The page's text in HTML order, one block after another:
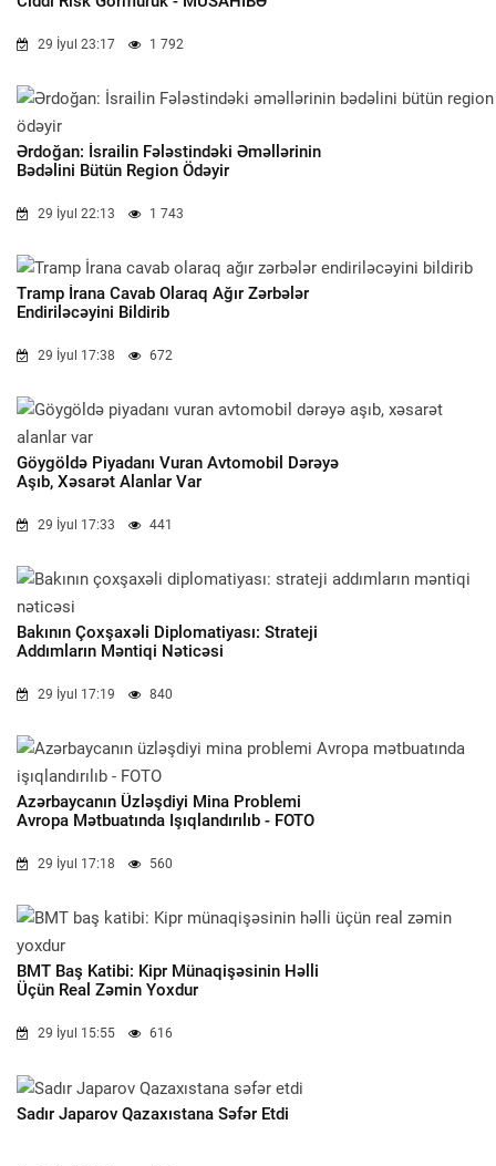
29 İyul 23:17 1 792
Ərdoğan: İsrailin Fələstindəki Əməllərinin
Bədəlini Bütün Region Ödəyir
29 İyul 22:13 1 743
Tramp İrana Cavab Olaraq Ağır Zərbələr
Endiriləcəyini Bildirib
29 İyul 17:38 672
Göygöldə Piyadanı Vuran Avtomobil Dərəyə
Aşıb, Xəsarət Alanlar Var
29 İyul 17:33 441
Bakının Çoxşaxəli Diplomatiyası: Strateji
Addımların Məntiqi Nəticəsi
29 İyul 17:19 840
Azərbaycanın Üzləşdiyi Mina Problemi
Avropa Mətbuatında Işıqlandırılıb - FOTO
29 İyul 17:18 560
BMT Baş Katibi: Kipr Münaqişəsinin Həlli
Üçün Real Zəmin Yoxdur
29 İyul 15:55 616
Sadır Japarov Qazaxıstana Səfər Etdi